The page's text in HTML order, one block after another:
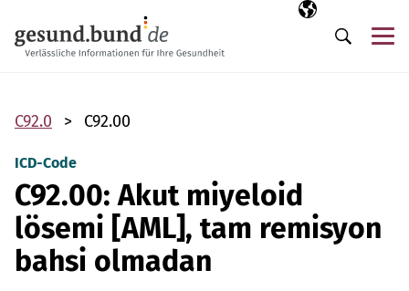
Seçili dil
TR
Arama
C92.0 C92.00
ICD-Code
C92.00: Akut miyeloid
lösemi [AML], tam remisyon
bahsi olmadan